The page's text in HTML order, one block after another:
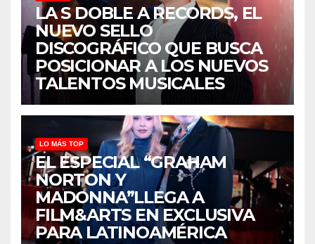
LA S DOBLE A RECORDS, EL
NUEVO SELLO
DISCOGRÁFICO QUE BUSCA
POSICIONAR A LOS NUEVOS
TALENTOS MUSICALES
LO MÁS TOP
EL ESPECIAL “GRAHAM
NORTON Y
MADONNA”LLEGA A
FILM&ARTS EN EXCLUSIVA
PARA LATINOAMÉRICA